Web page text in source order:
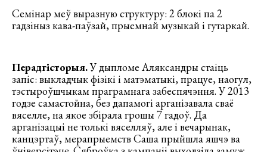
Семінар меў выразную структуру: 2 блокі па 2
гадзіныз кава-паўзай, прыемнай музыкай і гутаркай.
Перадгісторыя.У дыпломе Аляксандры стаіць
запіс: выкладчык фізікі і матэматыкі, працуе, наогул,
тэстыроўшчыкам праграмнага забеспячэння. У 2013
годзе самастойна, без дапамогі арганізавала сваё
вяселле, на якое збірала грошы 7 гадоў. Да
арганізацыі не толькі вяселляў, але і вечарынак,
канцэртаў, мерапрыемств Саша прыйшла яшчэ ва